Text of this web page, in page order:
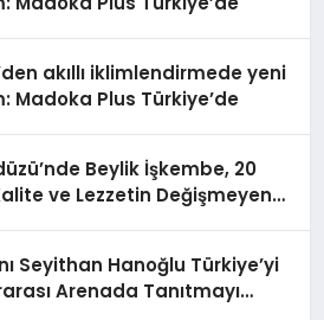
akıllı iklimlendirmede yeni
Madoka Plus Türkiye’de
Beylik İşkembe, 20
ve Lezzetin Değişmeyen
Seyithan Hanoğlu Türkiye’yi
Arenada Tanıtmayı